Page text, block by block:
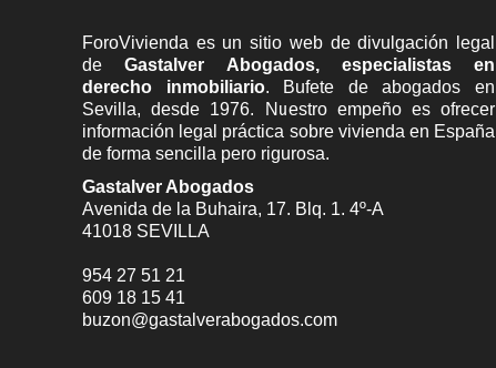
ForoVivienda es un sitio web de divulgación legal
deGastalver Abogados, especialistas en
derecho inmobiliario. Bufete deabogados en
Sevilla, desde 1976. Nuestro empeño es ofrecer
información legal práctica sobre vivienda en España
de forma sencilla pero rigurosa.
Gastalver Abogados
Avenida de la Buhaira, 17. Blq. 1. 4º-A
41018 SEVILLA
954 27 51 21
609 18 15 41
buzon@gastalverabogados.com